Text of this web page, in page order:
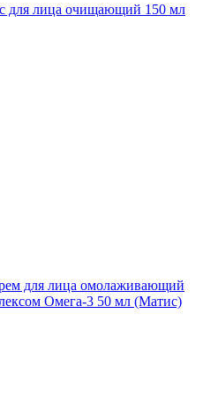
для лица очищающий 150 мл
для лица омолаживающий
Омега-3 50 мл (Матис)